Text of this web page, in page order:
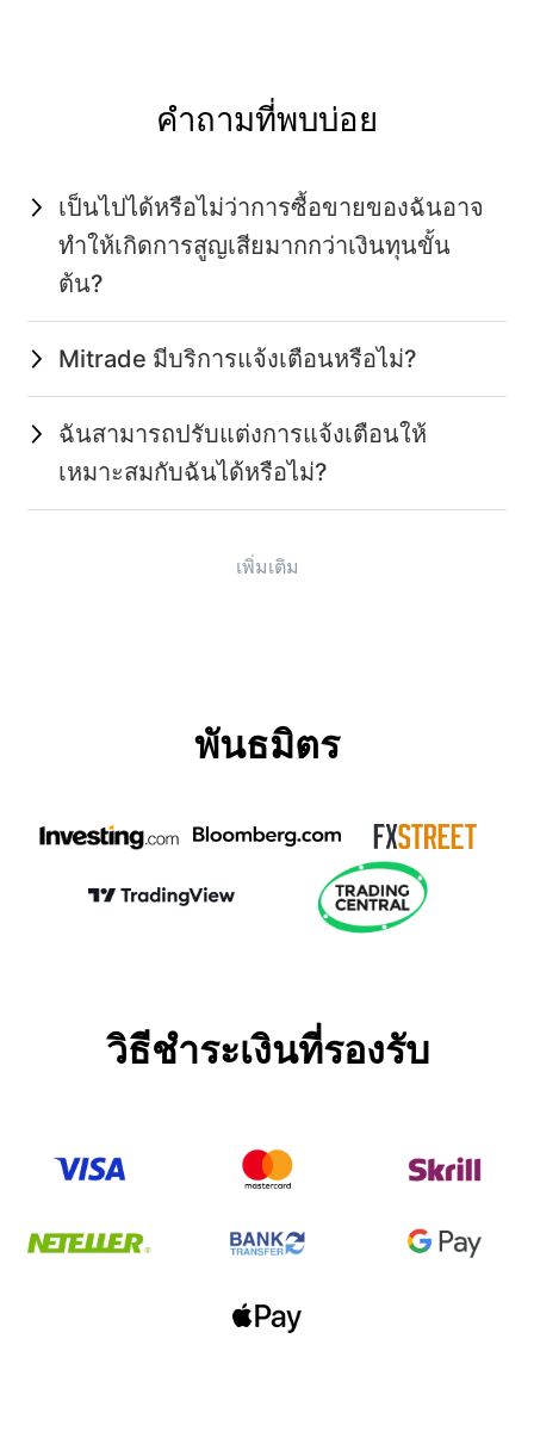
คำถามที่พบบ่อย
เป็นไปได้หรือไม่ว่าการซื้อขายของฉันอาจ
ทำให้เกิดการสูญเสียมากกว่าเงินทุนขั้น
ต้น?
Mitrade มีบริการแจ้งเตือนหรือไม่?
ฉันสามารถปรับแต่งการแจ้งเตือนให้
เหมาะสมกับฉันได้หรือไม่?
เพิ่มเติม
พันธมิตร
วิธีชำระเงินที่รองรับ